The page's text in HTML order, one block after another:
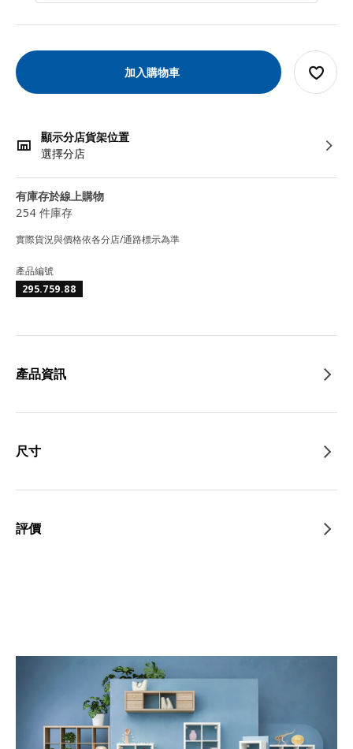
加入購物車
顯示分店貨架位置
選擇分店
有庫存於線上購物
254 件庫存
實際貨況與價格依各分店/通路標示為準
產品編號
295.759.88
產品資訊
尺寸
評價